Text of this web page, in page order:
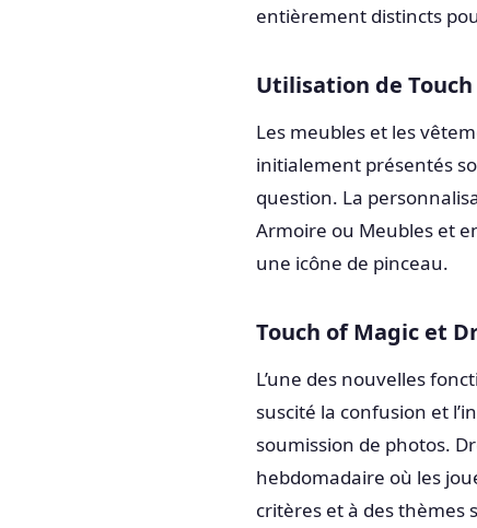
entièrement distincts
Utilisation de
Les meubles et les
initialement présentés
question. La
Armoire ou Meubles et
une icône de pinceau.
Touch of Magic et
L’une des nouvelles
suscité la confusion et
soumission de photos.
hebdomadaire où les
critères et à des thèmes